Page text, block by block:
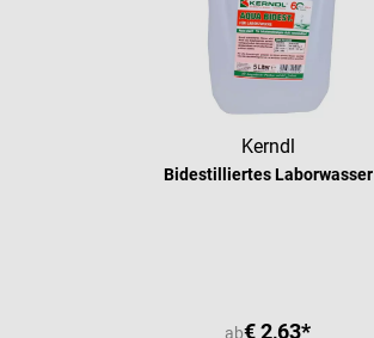
Kerndl
Bidestilliertes Laborwasser
ab€ 2,63*